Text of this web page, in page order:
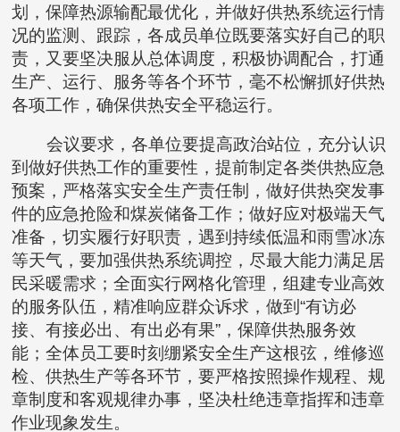
划，保障热源输配最优化，并做好供热系统运行情
况的监测、跟踪，各成员单位既要落实好自己的职
责，又要坚决服从总体调度，积极协调配合，打通
生产、运行、服务等各个环节，毫不松懈抓好供热
各项工作，确保供热安全平稳运行。
会议要求，各单位要提高政治站位，充分认识
到做好供热工作的重要性，提前制定各类供热应急
预案，严格落实安全生产责任制，做好供热突发事
件的应急抢险和煤炭储备工作；做好应对极端天气
准备，切实履行好职责，遇到持续低温和雨雪冰冻
等天气，要加强供热系统调控，尽最大能力满足居
民采暖需求；全面实行网格化管理，组建专业高效
的服务队伍，精准响应群众诉求，做到“有访必
接、有接必出、有出必有果”，保障供热服务效
能；全体员工要时刻绷紧安全生产这根弦，维修巡
检、供热生产等各环节，要严格按照操作规程、规
章制度和客观规律办事，坚决杜绝违章指挥和违章
作业现象发生。